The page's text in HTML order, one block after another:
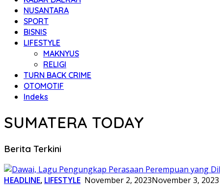
NUSANTARA
SPORT
BISNIS
LIFESTYLE
MAKNYUS
RELIGI
TURN BACK CRIME
OTOMOTIF
Indeks
SUMATERA TODAY
Berita Terkini
HEADLINE, LIFESTYLE November 2, 2023November 3, 2023